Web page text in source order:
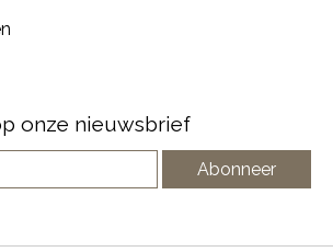
onze nieuwsbrief
Abonneer